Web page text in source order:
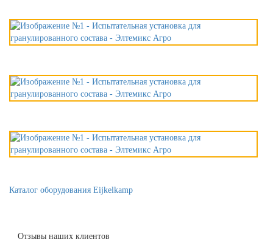
Каталог оборудования Eijkelkamp
Отзывы наших клиентов